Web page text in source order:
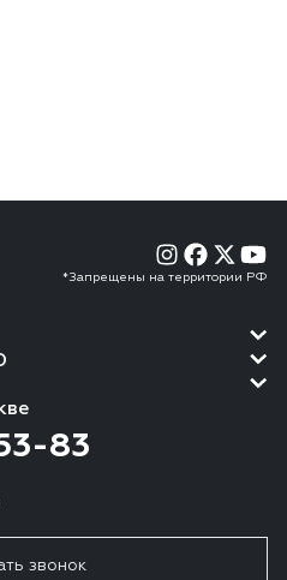
*Запрещены на территории РФ
83
звонок